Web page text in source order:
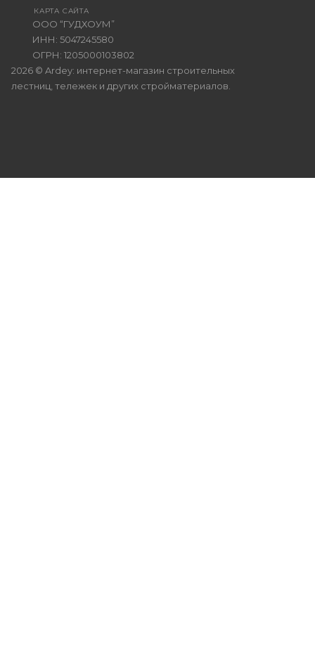
2026 © Ardey: интернет-магазин строительных
лестниц, тележек и других стройматериалов.
ООО “ГУДХОУМ”
ИНН: 5047245580
ОГРН: 1205000103802
КАРТА САЙТА